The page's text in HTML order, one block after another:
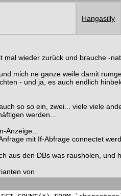
Hangasilly
mal wieder zurück und brauche -
mich ne ganze weile damit
- und ja, es auch endlich
so so ein, zwei... viele viele
werden...
Anzeige...
mit If-Abfrage connectet
aus den DBs was rausholen, und
von